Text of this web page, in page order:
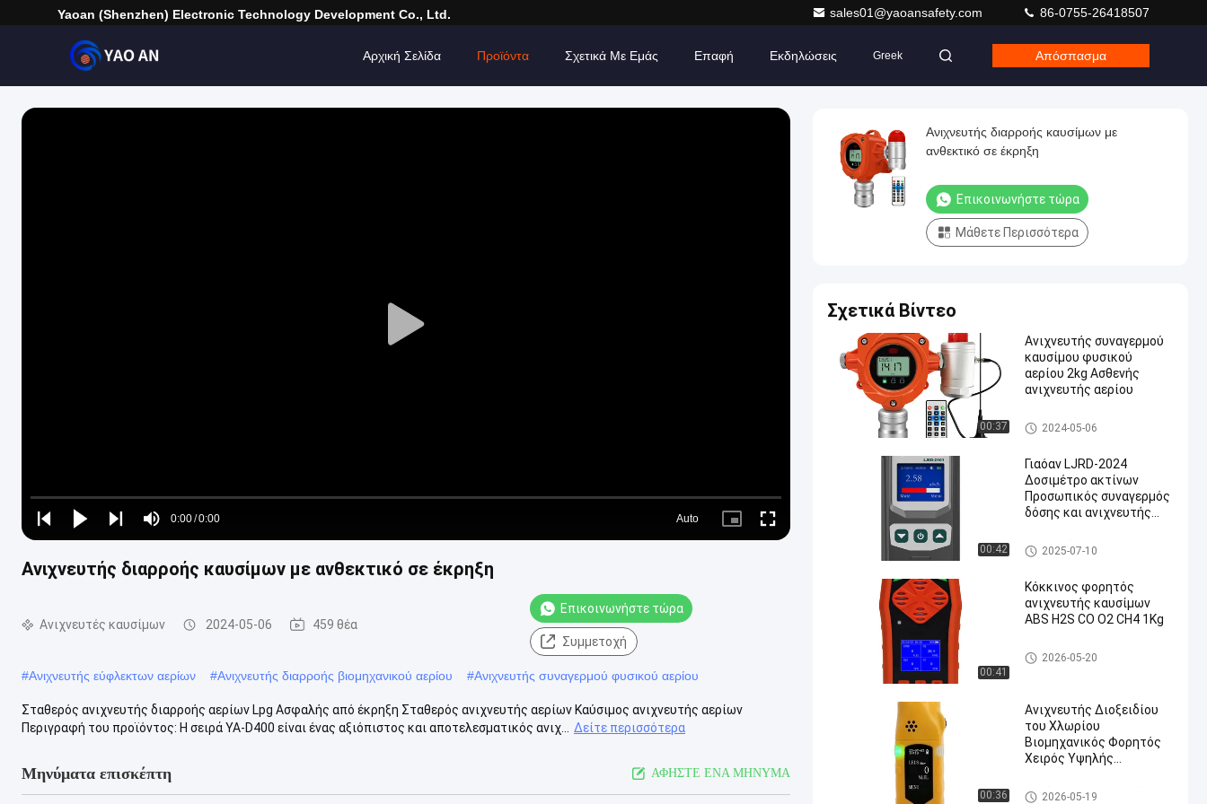
Yaoan (Shenzhen) Electronic Technology Development Co., Ltd. sales01@yaoansafety.com 86-0755-26418507
Αρχική Σελίδα Προϊόντα Σχετικά Με Εμάς Επαφή Εκδηλώσεις Greek Απόσπασμα
Play
Play
Play
Play
Mute
Time
0:00/0:00
Loaded:
0%
Auto
Picture- Fullscreen
Ανιχνευτής διαρροής καυσίμων με ανθεκτικό σε έκρηξη
Ανιχνευτές καυσίμων 2024-05-06 459 θέα
Επικοινωνήστε τώρα
Συμμετοχή
#Ανιχνευτής εύφλεκτων αερίων #Ανιχνευτής διαρροής βιομηχανικού αερίου #Ανιχνευτής συναγερμού φυσικού αερίου
Σταθερός ανιχνευτής διαρροής αερίων Lpg Ασφαλής από έκρηξη Σταθερός ανιχνευτής αερίων Καύσιμος ανιχνευτής αερίων
Περιγραφή του προϊόντος: Η σειρά YA-D400 είναι ένας αξιόπιστος και αποτελεσματικός ανιχ...
Δείτε περισσότερα
Μηνύματα επισκέπτη ΑΦΗΣΤΕ ΕΝΑ ΜΗΝΥΜΑ
Ανιχνευτής διαρροής καυσίμων με
ανθεκτικό σε έκρηξη
Επικοινωνήστε τώρα
Μάθετε Περισσότερα
Σχετικά Βίντεο
00:37
Ανιχνευτής συναγερμού
καυσίμου φυσικού
αερίου 2kg Ασθενής
ανιχνευτής αερίου
Ανιχνευτές καυσίμων
2024-05-06
00:42
Γιαόαν LJRD-2024
Δοσιμέτρο ακτίνων
Προσωπικός συναγερμός
δόσης και ανιχνευτής
ανιχνευτές πυρηνικής
ακτινοβολίας
Πυρηνικός ανιχνευτής ακτιν
οβολίας
2025-07-10
00:41
Κόκκινος φορητός
ανιχνευτής καυσίμων
ABS H2S CO O2 CH4 1Kg
Φορητοί πολλαπλοί ανιχνευτ
ές αερίων
2026-05-20
00:36
Ανιχνευτής Διοξειδίου
του Χλωρίου
Βιομηχανικός Φορητός
Χειρός Υψηλής
Συγκέντρωσης Διαρροής
Μονόχειρες ανιχνευτές αερί
2026-05-19